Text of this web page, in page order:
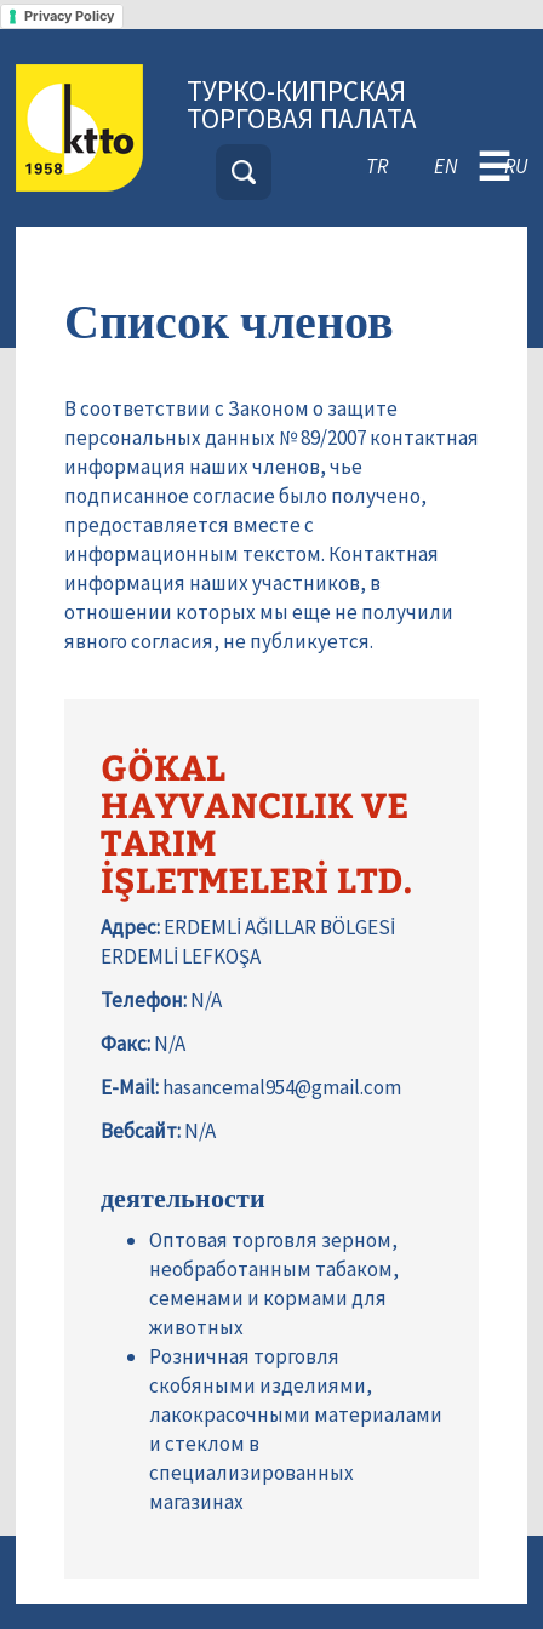
Privacy Policy
ТУРКО-КИПРСКАЯ
ТОРГОВАЯ ПАЛАТА
TR EN RU
☰
Список членов
В соответствии с Законом о защите
персональных данных № 89/2007 контактная
информация наших членов, чье
подписанное согласие было получено,
предоставляется вместе с
информационным текстом. Контактная
информация наших участников, в
отношении которых мы еще не получили
явного согласия, не публикуется.
GÖKAL
HAYVANCILIK VE
TARIM
İŞLETMELERİ LTD.
Адрес:ERDEMLİ AĞILLAR BÖLGESİ
ERDEMLİ LEFKOŞA
Телефон:N/A
Факс:N/A
E-Mail:hasancemal954@gmail.com
Вебсайт:N/A
деятельности
Оптовая торговля зерном,
необработанным табаком,
семенами и кормами для
животных
Розничная торговля
скобяными изделиями,
лакокрасочными материалами
и стеклом в
специализированных
магазинах